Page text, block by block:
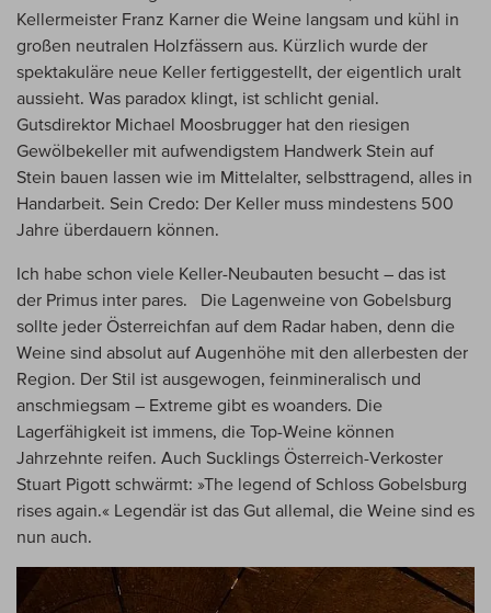
Kellermeister Franz Karner die Weine langsam und kühl in
großen neutralen Holzfässern aus. Kürzlich wurde der
spektakuläre neue Keller fertiggestellt, der eigentlich uralt
aussieht. Was paradox klingt, ist schlicht genial.
Gutsdirektor Michael Moosbrugger hat den riesigen
Gewölbekeller mit aufwendigstem Handwerk Stein auf
Stein bauen lassen wie im Mittelalter, selbsttragend, alles in
Handarbeit. Sein Credo: Der Keller muss mindestens 500
Jahre überdauern können.
Ich habe schon viele Keller-Neubauten besucht – das ist
der Primus inter pares. Die Lagenweine von Gobelsburg
sollte jeder Österreichfan auf dem Radar haben, denn die
Weine sind absolut auf Augenhöhe mit den allerbesten der
Region. Der Stil ist ausgewogen, feinmineralisch und
anschmiegsam – Extreme gibt es woanders. Die
Lagerfähigkeit ist immens, die Top-Weine können
Jahrzehnte reifen. Auch Sucklings Österreich-Verkoster
Stuart Pigott schwärmt: »The legend of Schloss Gobelsburg
rises again.« Legendär ist das Gut allemal, die Weine sind es
nun auch.